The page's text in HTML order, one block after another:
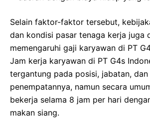
Selain faktor-faktor tersebut,
dan kondisi pasar tenaga kerja juga
memengaruhi gaji karyawan di PT
Jam kerja karyawan di PT G4s
tergantung pada posisi, jabatan, dan
penempatannya, namun secara
bekerja selama 8 jam per hari
makan siang.